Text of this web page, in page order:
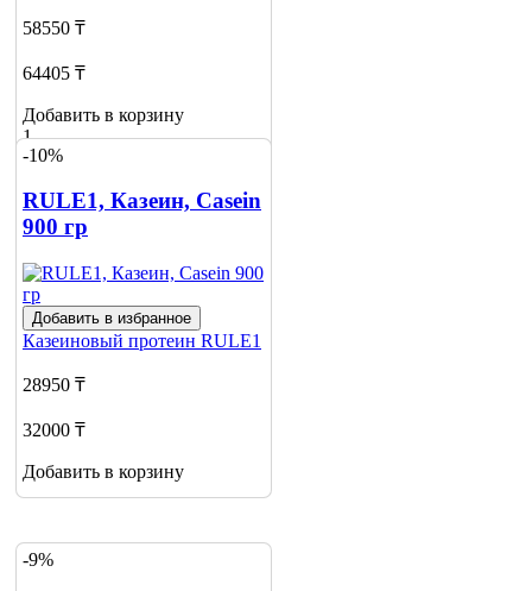
58550 ₸
64405 ₸
Добавить в корзину
1
-10%
RULE1, Казеин, Casein
900 гр
Добавить в избранное
Казеиновый протеин RULE1
28950 ₸
32000 ₸
Добавить в корзину
-9%